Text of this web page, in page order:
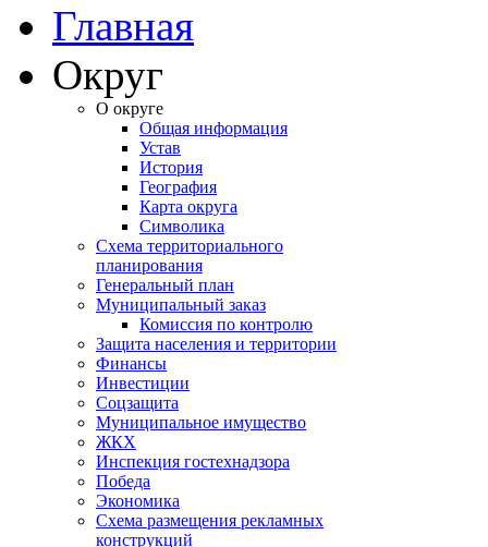
Главная
Округ
О округе
Общая информация
Устав
История
География
Карта округа
Символика
Схема территориального
планирования
Генеральный план
Муниципальный заказ
Комиссия по контролю
Защита населения и территории
Финансы
Инвестиции
Соцзащита
Муниципальное имущество
ЖКХ
Инспекция гостехнадзора
Победа
Экономика
Схема размещения рекламных
конструкций